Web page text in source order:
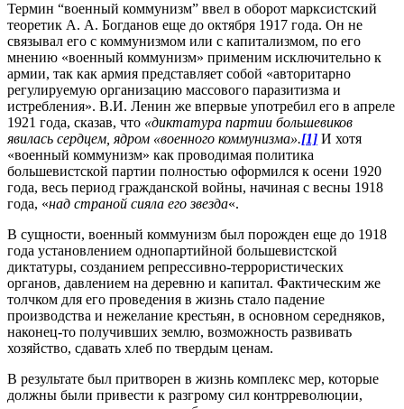
Термин “военный коммунизм” ввел в оборот марксистский
теоретик А. А. Богданов еще до октября 1917 года. Он не
связывал его с коммунизмом или с капитализмом, по его
мнению «военный коммунизм» применим исключительно к
армии, так как армия представляет собой «авторитарно
регулируемую организацию массового паразитизма и
истребления». В.И. Ленин же впервые употребил его в апреле
1921 года, сказав, что «диктатура партии большевиков
явилась сердцем, ядром «военного коммунизма».[1] И хотя
«военный коммунизм» как проводимая политика
большевистской партии полностью оформился к осени 1920
года, весь период гражданской войны, начиная с весны 1918
года, «над страной сияла его звезда«.
В сущности, военный коммунизм был порожден еще до 1918
года установлением однопартийной большевистской
диктатуры, созданием репрессивно-террористических
органов, давлением на деревню и капитал. Фактическим же
толчком для его проведения в жизнь стало падение
производства и нежелание крестьян, в основном середняков,
наконец-то получивших землю, возможность развивать
хозяйство, сдавать хлеб по твердым ценам.
В результате был притворен в жизнь комплекс мер, которые
должны были привести к разгрому сил контрреволюции,